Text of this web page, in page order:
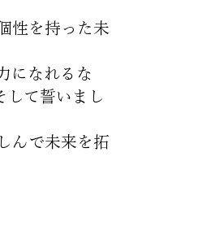
性を持った未
になれるな
して誓いまし
んで未来を拓